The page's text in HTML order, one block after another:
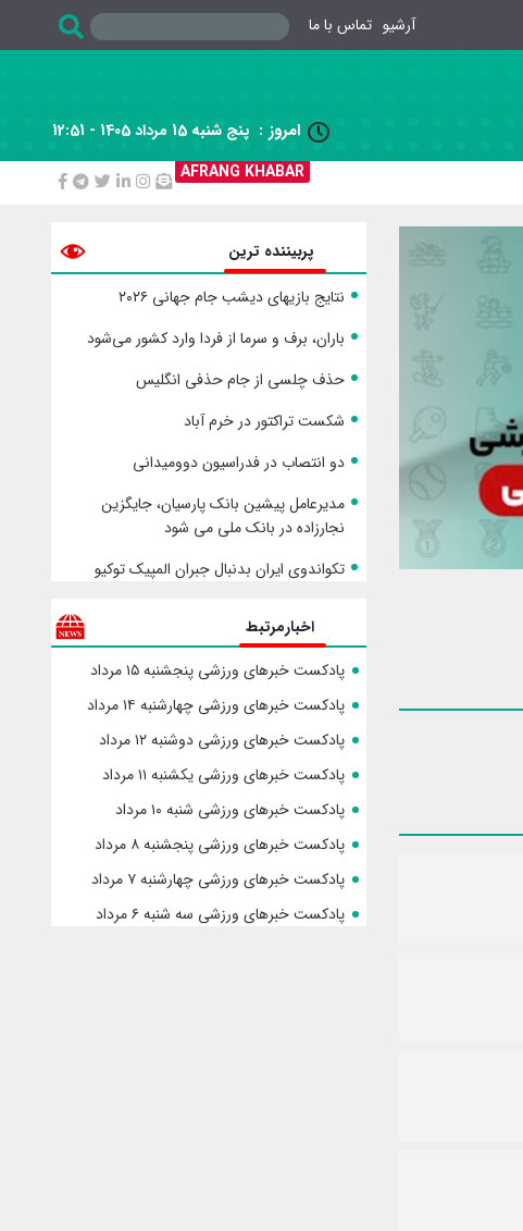
آرشیو تماس با ما
 امروز : پنج شنبه 15 مرداد 1405 - 12:51
AFRANG KHABAR
پربیننده ترین
نتایج بازیهای دیشب جام جهانی ۲۰۲۶
باران، برف و سرما از فردا وارد کشور می‌شود
حذف چلسی از جام حذفی انگلیس
شکست تراکتور در خرم آباد
دو انتصاب در فدراسیون دوومیدانی
مدیرعامل پیشین بانک پارسیان، جایگزین
نجارزاده در بانک ملی می شود
تکواندوی ایران بدنبال جبران المپیک توکیو
اخبارمرتبط
پادکست خبرهای ورزشی پنجشنبه ۱۵ مرداد
پادکست خبرهای ورزشی چهارشنبه ۱۴ مرداد
پادکست خبرهای ورزشی دوشنبه ۱۲ مرداد
پادکست خبرهای ورزشی یکشنبه ۱۱ مرداد
پادکست خبرهای ورزشی شنبه ۱۰ مرداد
پادکست خبرهای ورزشی پنجشنبه ۸ مرداد
پادکست خبرهای ورزشی چهارشنبه ۷ مرداد
پادکست خبرهای ورزشی سه شنبه ۶ مرداد